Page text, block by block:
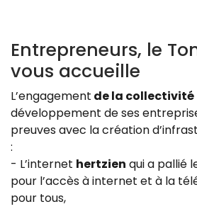
Entrepreneurs, le
vous accueille
L’engagement de la collectivité
développement de ses
preuves avec la création
:
- L’internet hertzien qui a pallié
pour l’accès à internet et à la
pour tous,